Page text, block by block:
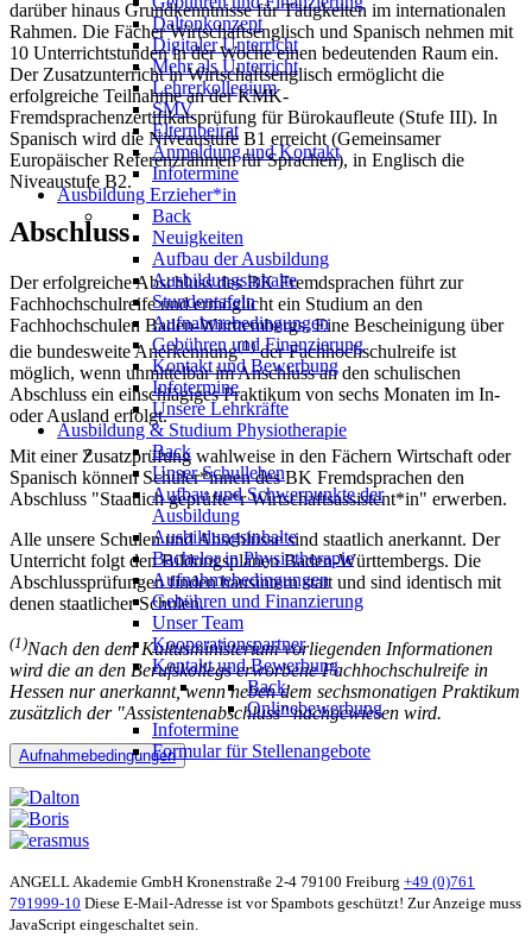
Daltonkonzept
Digitaler Unterricht
Mehr als Unterricht
Lehrerkollegium
SMV
Elternbeirat
Anmeldung und Kontakt
Infotermine
Ausbildung Erzieher*in
Back
Neuigkeiten
Aufbau der Ausbildung
Ausbildungsinhalte
Stundentafeln
Aufnahmebedingungen
Gebühren und Finanzierung
Kontakt und Bewerbung
Infotermine
Unsere Lehrkräfte
Ausbildung & Studium Physiotherapie
Back
Unser Schulleben
Aufbau und Schwerpunkte der
Ausbildung
Ausbildungsinhalte
Bachelor in Physiotherapie
Aufnahmebedingungen
Gebühren und Finanzierung
Unser Team
Kooperationspartner
Kontakt und Bewerbung
Back
Onlinebewerbung
Infotermine
Formular für Stellenangebote
darüber hinaus Grundkenntnisse für Tätigkeiten im internationalen
Rahmen. Die Fächer Wirtschaftsenglisch und Spanisch nehmen mit
10 Unterrichtstunden in der Woche einen bedeutenden Raum ein.
Der Zusatzunterricht in Wirtschaftsenglisch ermöglicht die
erfolgreiche Teilnahme an der KMK-
Fremdsprachenzertifikatsprüfung für Bürokaufleute (Stufe III). In
Spanisch wird die Niveaustufe B1 erreicht (Gemeinsamer
Europäischer Referenzrahmen für Sprachen), in Englisch die
Niveaustufe B2.
Abschluss
Der erfolgreiche Abschluss des BK Fremdsprachen führt zur
Fachhochschulreife und ermöglicht ein Studium an den
Fachhochschulen Baden-Württembergs. Eine Bescheinigung über
die bundesweite Anerkennung(1)der Fachhochschulreife ist
möglich, wenn unmittelbar im Anschluss an den schulischen
Abschluss ein einschlägiges Praktikum von sechs Monaten im In-
oder Ausland erfolgt.
Mit einer Zusatzprüfung wahlweise in den Fächern Wirtschaft oder
Spanisch können Schüler*innen des BK Fremdsprachen den
Abschluss "Staatlich geprüfte*r Wirtschaftsassistent*in" erwerben.
Alle unsere Schulen und Abschlüsse sind staatlich anerkannt. Der
Unterricht folgt den Bildungsplänen Baden-Württembergs. Die
Abschlussprüfungen finden hausintern statt und sind identisch mit
denen staatlicher Schulen.
(1)Nach den dem Kultusministerium vorliegenden Informationen
wird die an den Berufskollegs erworbene Fachhochschulreife in
Hessen nur anerkannt, wenn neben dem sechsmonatigen Praktikum
zusätzlich der "Assistentenabschluss" nachgewiesen wird.
Aufnahmebedingungen
ANGELL Akademie GmbH Kronenstraße 2-4 79100 Freiburg +49 (0)761
791999-10 Diese E-Mail-Adresse ist vor Spambots geschützt! Zur Anzeige muss
JavaScript eingeschaltet sein.